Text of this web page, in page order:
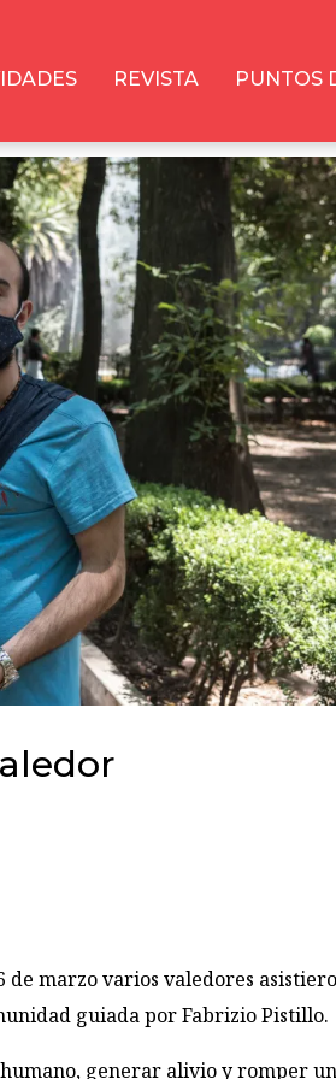
REVISTA PUNTOS
de marzo varios valedores
guiada por Fabrizio Pistillo.
generar alivio y romper